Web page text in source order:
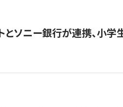
とソニー銀行が連携、小